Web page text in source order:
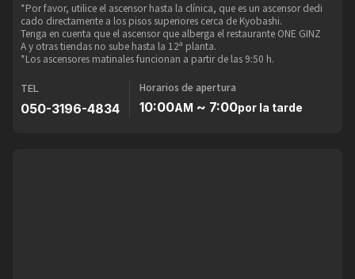
*Por favor, utilice el ascensor hasta la clínica, que es un ascensor dedi
cado directamente a los pisos superiores cerca de Kyobashi.
Tenga en cuenta que el ascensor que alberga el restaurante ONE GINZ
A y otras tiendas no sube hasta la 12ª planta.
*Los ascensores matinales funcionan a partir de las 9:50 h.
TEL
050-3196-4834
Horarios de apertura
10:00AM ~ 7:00por la tarde